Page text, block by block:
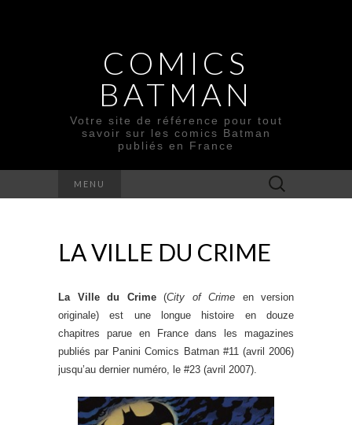
COMICS
BATMAN
Votre site de référence pour tout
savoir sur les comics Batman
publiés en France
MENU Rechercher :
LA VILLE DU CRIME
La Ville du Crime(City of Crime en version
originale) est une longue histoire en douze
chapitres parue en France dans les magazines
publiés par Panini Comics Batman #11 (avril 2006)
jusqu’au dernier numéro, le #23 (avril 2007).